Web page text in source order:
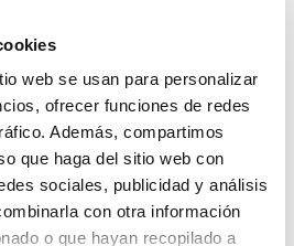
web se usan para personalizar
ofrecer funciones de redes
Además, compartimos
que haga del sitio web con
sociales, publicidad y análisis
con otra información
o que hayan recopilado a